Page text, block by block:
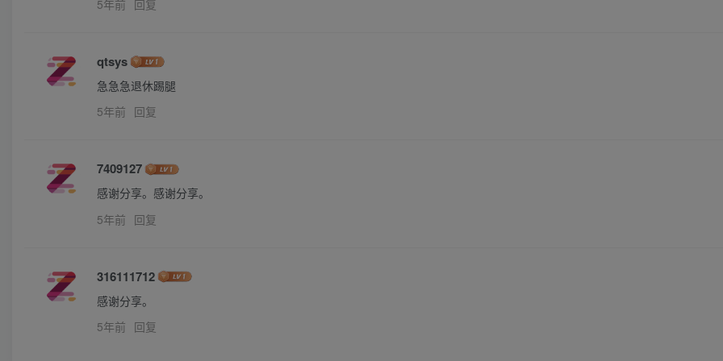
5年前 回复
qtsys
急急急退休踢腿
5年前 回复
7409127
感谢分享。感谢分享。
5年前 回复
316111712
感谢分享。
5年前 回复